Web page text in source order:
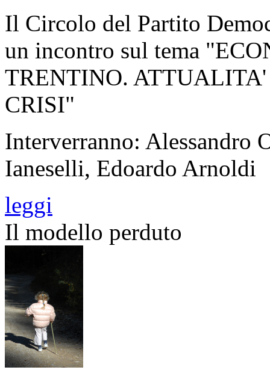
Il Circolo del Partito
un incontro sul tema
TRENTINO.
CRISI"
Interverranno: Alessandro
Ianeselli, Edoardo Arnoldi
leggi
Il modello perduto